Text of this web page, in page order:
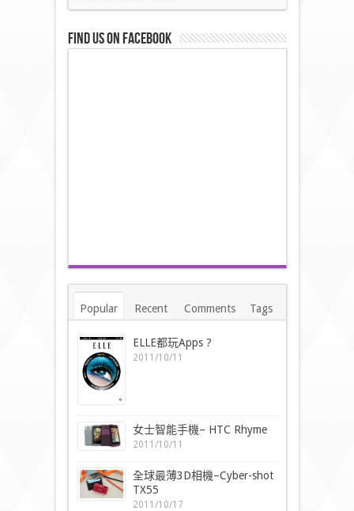
Find us on Facebook
Popular Recent Comments Tags
ELLE都玩Apps ?
2011/10/11
女士智能手機– HTC Rhyme
2011/10/11
全球最薄3D相機–Cyber-shot
TX55
2011/10/17